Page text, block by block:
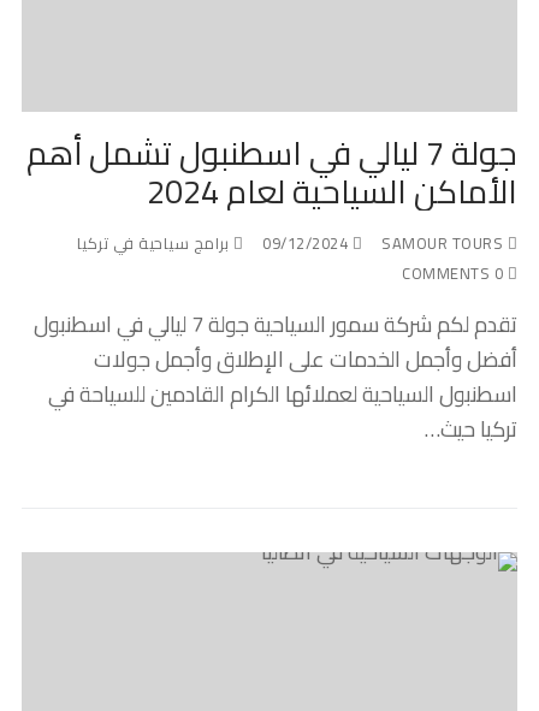
جولة 7 ليالي في اسطنبول تشمل أهم
الأماكن السياحية لعام 2024
09/12/2024
برامج سياحية في تركيا
تقدم لكم شركة سمور السياحية جولة 7 ليالي في اسطنبول
أفضل وأجمل الخدمات على الإطلاق وأجمل جولات
اسطنبول السياحية لعملائها الكرام القادمين للسياحة في
تركيا حيث…